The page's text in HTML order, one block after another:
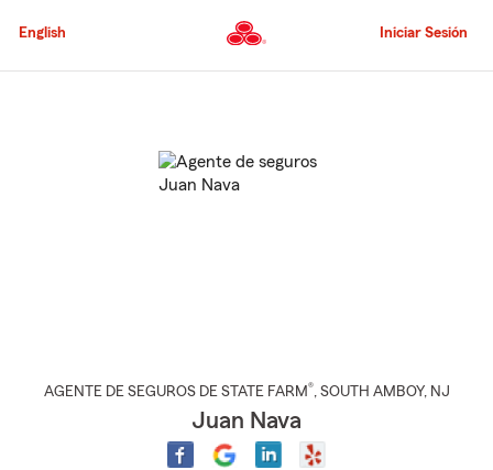
al
principal
English Iniciar Sesión
AGENTE DE SEGUROS DE STATE FARM®, SOUTH AMBOY, NJ
Juan Nava